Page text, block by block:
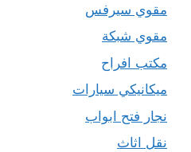
مقوي سيرفس
مقوي شبكة
مكتب افراح
ميكانيكي سيارات
نجار فتح ابواب
نقل اثاث